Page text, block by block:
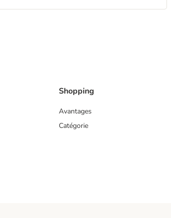
Shopping
Avantages
Catégorie